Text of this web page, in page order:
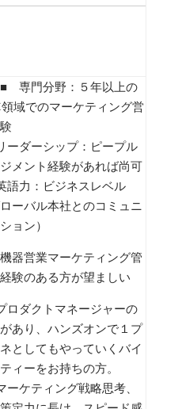
専門分野：５年以上の
領域でのマーケティング営
ダーシップ：ピープル
メント経験があれば尚可
力：ビジネスレベル
ローバル本社とのコミュニ
ョン）
器営業マーケティング管
験のある方が望ましい
ダクトマネージャーの
あり、ハンズオンで１プ
としてもやっていくバイ
ィーをお持ちの方。
ケティング戦略思考、